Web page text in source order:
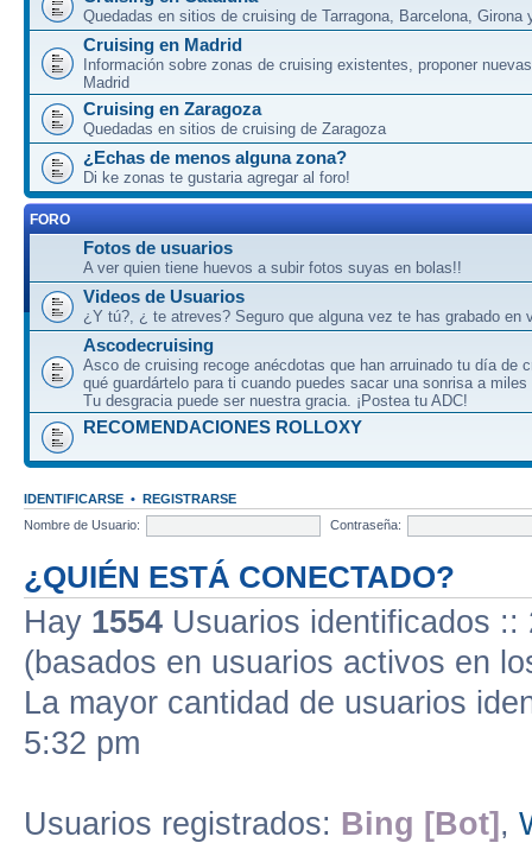
Quedadas en sitios de cruising de Tarragona, Barcelona, Girona
Cruising en Madrid
Información sobre zonas de cruising existentes, proponer
Madrid
Cruising en Zaragoza
Quedadas en sitios de cruising de Zaragoza
¿Echas de menos alguna zona?
Di ke zonas te gustaria agregar al foro!
FORO
Fotos de usuarios
A ver quien tiene huevos a subir fotos suyas en bolas!!
Videos de Usuarios
¿Y tú?, ¿ te atreves? Seguro que alguna vez te has grabado en
Ascodecruising
Asco de cruising recoge anécdotas que han arruinado tu día de
qué guardártelo para ti cuando puedes sacar una sonrisa a miles
Tu desgracia puede ser nuestra gracia. ¡Postea tu ADC!
RECOMENDACIONES ROLLOXY
IDENTIFICARSE • REGISTRARSE
Nombre de Usuario:
Contraseña:
¿QUIÉN ESTÁ CONECTADO?
Hay 1554 Usuarios identificados
(basados en usuarios activos en
La mayor cantidad de usuarios
5:32 pm
Usuarios registrados: Bing [Bot] ,